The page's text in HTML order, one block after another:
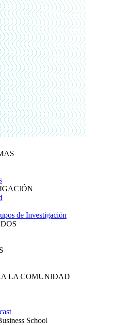
de Investigación
LA COMUNIDAD
School